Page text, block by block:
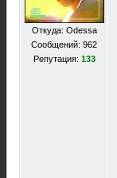
Откуда: Odessa
Сообщений: 962
Репутация: 133